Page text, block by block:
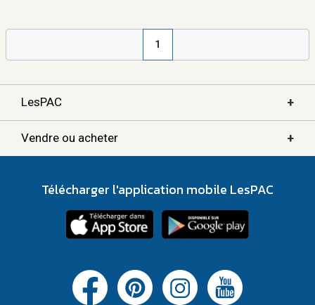
1
LesPAC +
Vendre ou acheter +
Télécharger l'application mobile LesPAC